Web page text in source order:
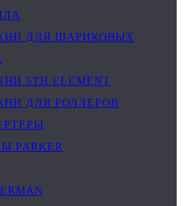
ДЛЯ ШАРИКОВЫХ
5TH ELEMENT
ДЛЯ РОЛЛЕРОВ
PARKER